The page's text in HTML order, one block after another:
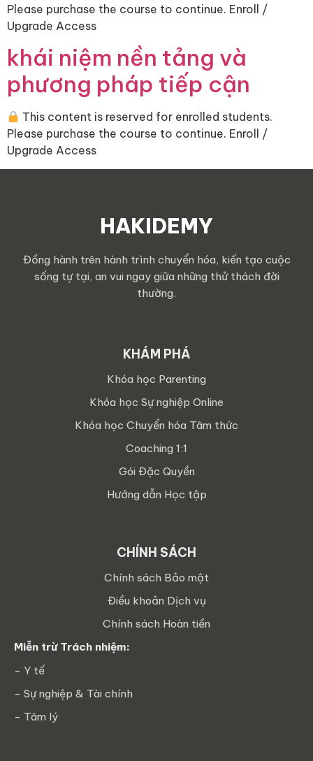
Please purchase the course to continue. Enroll /
Upgrade Access
khái niệm nền tảng và
phương pháp tiếp cận
This content is reserved for enrolled students.
Please purchase the course to continue. Enroll /
Upgrade Access
HAKIDEMY
Đồng hành trên hành trình chuyển hóa, kiến tạo cuộc
sống tự tại, an vui ngay giữa những thử thách đời
thường.
KHÁM PHÁ
Khóa học Parenting
Khóa học Sự nghiệp Online
Khóa học Chuyển hóa Tâm thức
Coaching 1:1
Gói Đặc Quyền
Hướng dẫn Học tập
CHÍNH SÁCH
Chính sách Bảo mật
Điều khoản Dịch vụ
Chính sách Hoàn tiền
Miễn trừ Trách nhiệm:
- Y tế
- Sự nghiệp & Tài chính
- Tâm lý